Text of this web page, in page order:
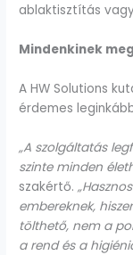
ablaktisztítás
Mindenkinek
A HW Solutions
érdemes
„A szolgáltatás
szinte minden
szakértő.
embereknek,
tölthető, nem a
a rend és a